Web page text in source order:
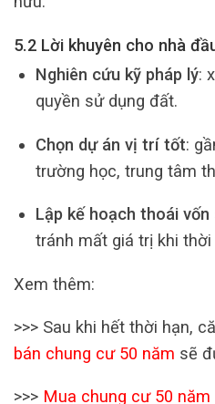
5.2 Lời khuyên cho nhà
Nghiên cứu kỹ pháp lý:
quyền sử dụng đất.
Chọn dự án vị trí tốt:
trường học, trung tâm
Lập kế hoạch thoái vốn
tránh mất giá trị khi thời
Xem thêm:
>>> Sau khi hết thời hạn,
bán chung cư 50 năm sẽ
>>> Mua chung cư 50